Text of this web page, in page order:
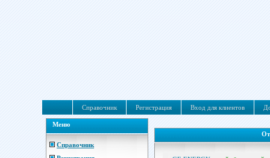
Справочник Регистрация Вход для клиентов
Меню
Справочник